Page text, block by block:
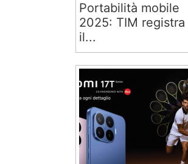
Portabilità mobile
2025: TIM registra
il...